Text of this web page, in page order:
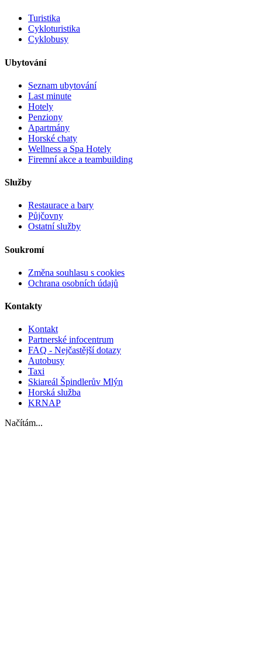
Turistika
Cykloturistika
Cyklobusy
Ubytování
Seznam ubytování
Last minute
Hotely
Penziony
Apartmány
Horské chaty
Wellness a Spa Hotely
Firemní akce a teambuilding
Služby
Restaurace a bary
Půjčovny
Ostatní služby
Soukromí
Změna souhlasu s cookies
Ochrana osobních údajů
Kontakty
Kontakt
Partnerské infocentrum
FAQ - Nejčastější dotazy
Autobusy
Taxi
Skiareál Špindlerův Mlýn
Horská služba
KRNAP
Načítám...